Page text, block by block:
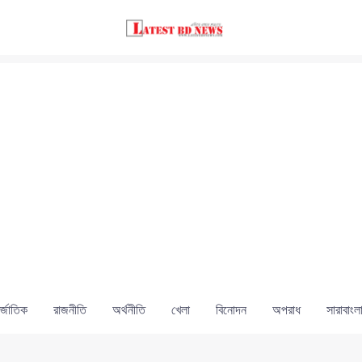
রাজনীতি অর্থনীতি খেলা বিনোদন অপরাধ সারাবাংলা